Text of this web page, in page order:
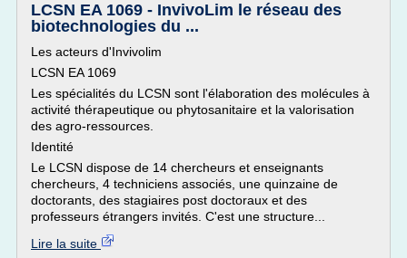
LCSN EA 1069 - InvivoLim le réseau des
biotechnologies du ...
Les acteurs d'Invivolim
LCSN EA 1069
Les spécialités du LCSN sont l'élaboration des molécules à
activité thérapeutique ou phytosanitaire et la valorisation
des agro-ressources.
Identité
Le LCSN dispose de 14 chercheurs et enseignants
chercheurs, 4 techniciens associés, une quinzaine de
doctorants, des stagiaires post doctoraux et des
professeurs étrangers invités. C'est une structure...
Lire la suite